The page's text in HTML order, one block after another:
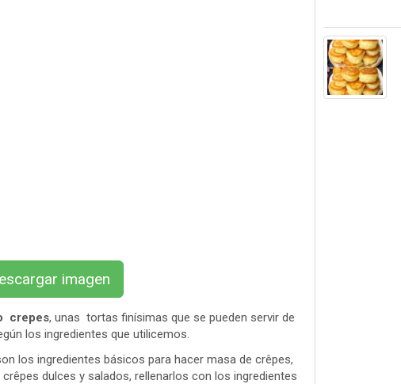
imagen
crepes, unas tortas finísimas que se pueden servir de
los ingredientes que utilicemos.
los ingredientes básicos para hacer masa de crêpes,
dulces y salados, rellenarlos con los ingredientes